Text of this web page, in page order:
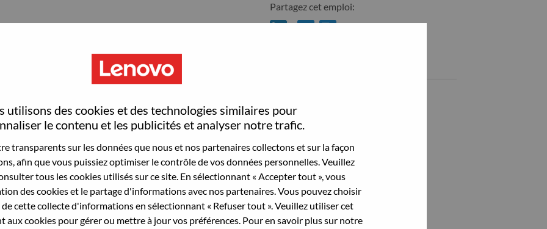
utilisons des cookies et des technologies similaires pour
le contenu et les publicités et analyser notre trafic.
transparents sur les données que nous et nos partenaires collectons et sur la façon
afin que vous puissiez optimiser le contrôle de vos données personnelles. Veuillez
tous les cookies utilisés sur ce site. En sélectionnant « Accepter tout », vous
des cookies et le partage d'informations avec nos partenaires. Vous pouvez choisir
cette collecte d'informations en sélectionnant « Refuser tout ». Veuillez utiliser cet
aux cookies pour gérer ou mettre à jour vos préférences. Pour en savoir plus sur notre
what we do. We WOW our customers.
powerhouse, ranked #153 in the Fortune Global
in 180 markets. Focused on a bold vision to deliver
its success as the world’s largest PC company with a full-
optimized devices (PCs, workstations, smartphones,
high performance computing and software defined
Lenovo’s continued investment in world-changing
Partagez cet emploi: